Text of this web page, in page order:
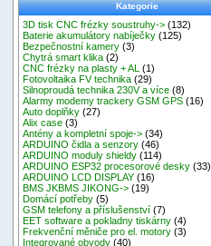
Kategorie
3D tisk CNC frézky soustruhy-> (132)
Baterie akumulátory nabíječky (125)
Bezpečnostní kamery (3)
Chytrá smart klika (2)
CNC frézky na plasty + AL
(1)
Fotovoltaika FV technika (29)
Silnoproudá technika 230V a více (8)
Alarmy modemy trackery GSM GPS (16)
Auto doplňky (27)
Alix case (3)
Antény a kompletní spoje-> (34)
ARDUINO čidla a senzory (46)
ARDUINO moduly shieldy (114)
ARDUINO ESP32 procesorové desky (33)
ARDUINO LCD DISPLAY (16)
BMS JKBMS JIKONG-> (19)
Domácí potřeby (5)
GSM telefony a příslušenství (7)
EET software a pokladny tiskárny (4)
Frekvenční měniče pro el. motory (3)
Integrované obvody (40)